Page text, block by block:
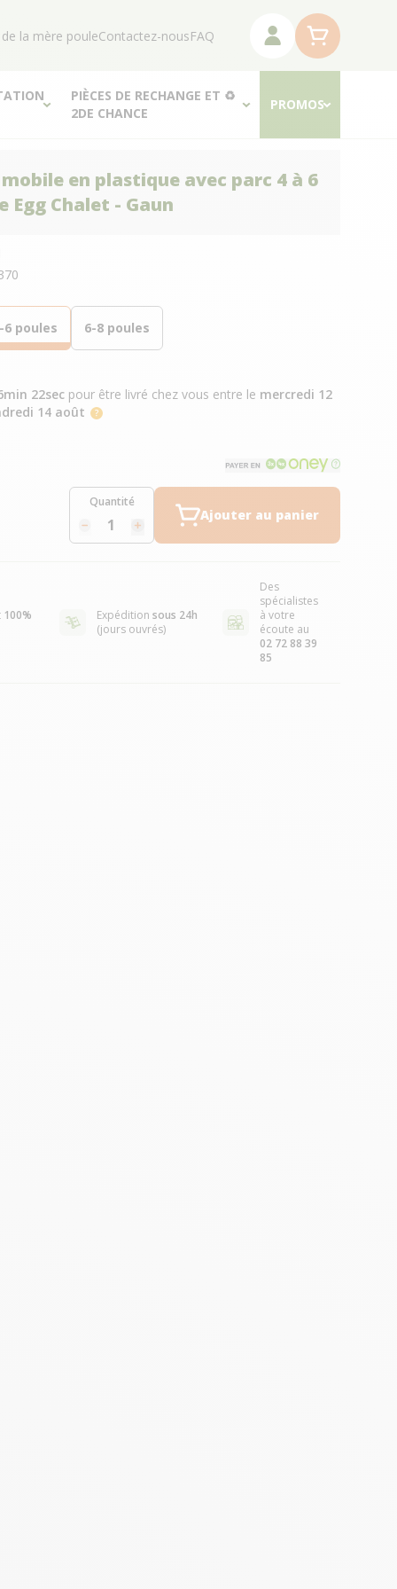
de la mère pouleContactez-nousFAQ
PIÈCES DE RECHANGE ET ♻
2DE CHANCE
PROMOS
en plastique avec parc 4 à 6
Egg Chalet - Gaun
6 poules 6-8 poules
21secpour être livré chez vous entre le mercredi 12
14 août
Quantité
Ajouter au panier
100%
Expédition sous 24h
(jours ouvrés)
Des
spécialistes
à votre
écoute au
02 72 88 39
85